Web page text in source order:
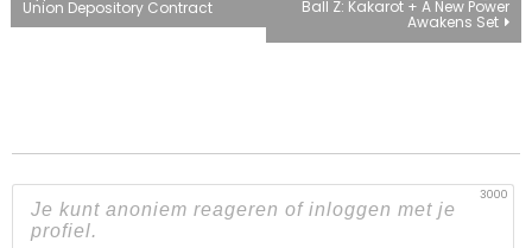
navigatie
Union Depository Contract Ball Z: Kakarot + A New Power
Awakens Set
3000